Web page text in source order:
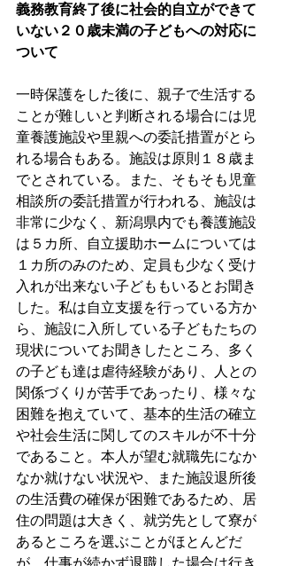
義務教育終了後に社会的自立ができて
いない２０歳未満の子どもへの対応に
ついて
一時保護をした後に、親子で生活する
ことが難しいと判断される場合には児
童養護施設や里親への委託措置がとら
れる場合もある。施設は原則１８歳ま
でとされている。また、そもそも児童
相談所の委託措置が行われる、施設は
非常に少なく、新潟県内でも養護施設
は５カ所、自立援助ホームについては
１カ所のみのため、定員も少なく受け
入れが出来ない子どももいるとお聞き
した。私は自立支援を行っている方か
ら、施設に入所している子どもたちの
現状についてお聞きしたところ、多く
の子ども達は虐待経験があり、人との
関係づくりが苦手であったり、様々な
困難を抱えていて、基本的生活の確立
や社会生活に関してのスキルが不十分
であること。本人が望む就職先になか
なか就けない状況や、また施設退所後
の生活費の確保が困難であるため、居
住の問題は大きく、就労先として寮が
あるところを選ぶことがほとんどだ
が、仕事が続かず退職した場合は行き